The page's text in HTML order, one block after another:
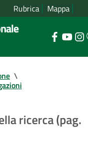
Rubrica Mappa
\
ricerca (pag.